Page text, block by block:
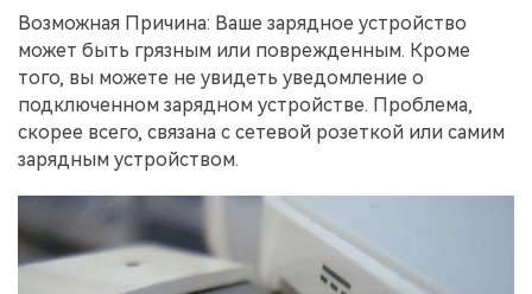
Возможная Причина: Ваше зарядное устройство
может быть грязным или поврежденным. Кроме
того, вы можете не увидеть уведомление о
подключенном зарядном устройстве. Проблема,
скорее всего, связана с сетевой розеткой или самим
зарядным устройством.